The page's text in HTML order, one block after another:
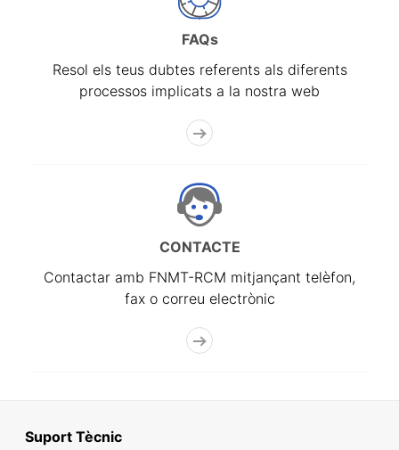
FAQs
Resol els teus dubtes referents als diferents
processos implicats a la nostra web
CONTACTE
Contactar amb FNMT-RCM mitjançant telèfon,
fax o correu electrònic
Suport Tècnic